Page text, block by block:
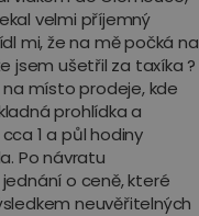
velmi příjemný
mi, že na mě počká na
jsem ušetřil za taxíka ?
na místo prodeje, kde
prohlídka a
1 a půl hodiny
Po návratu
o ceně, které
neuvěřitelných